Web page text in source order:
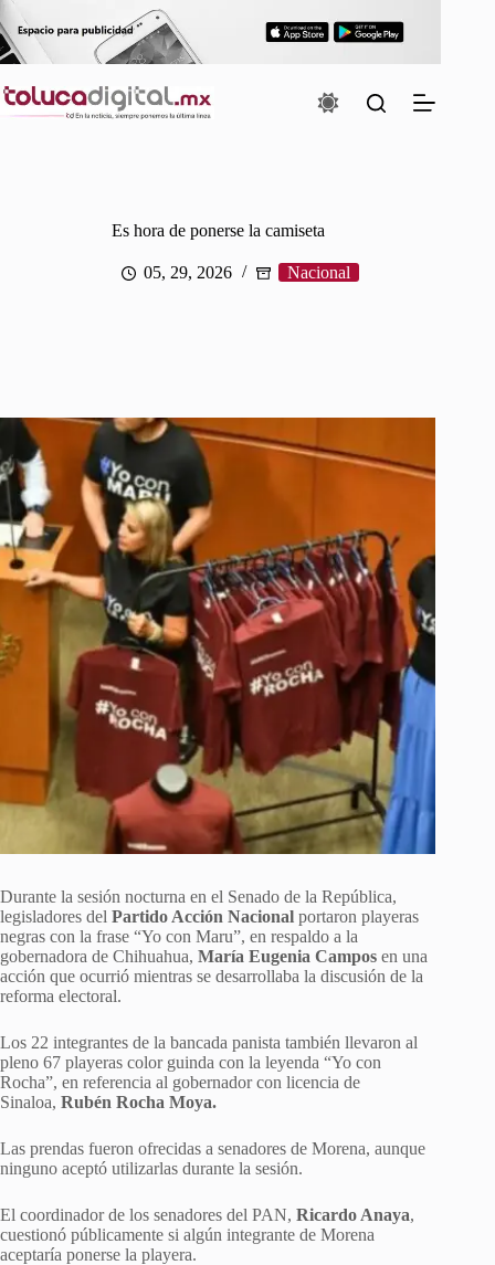
Saltar
al
contenido
Es hora de ponerse la camiseta
05, 29, 2026 Nacional
Durante la sesión nocturna en el Senado de la República,
legisladores del Partido Acción Nacional portaron playeras
negras con la frase “Yo con Maru”, en respaldo a la
gobernadora de Chihuahua, María Eugenia Campos en una
acción que ocurrió mientras se desarrollaba la discusión de la
reforma electoral.
Los 22 integrantes de la bancada panista también llevaron al
pleno 67 playeras color guinda con la leyenda “Yo con
Rocha”, en referencia al gobernador con licencia de
Sinaloa, Rubén Rocha Moya.
Las prendas fueron ofrecidas a senadores de Morena, aunque
ninguno aceptó utilizarlas durante la sesión.
El coordinador de los senadores del PAN, Ricardo Anaya,
cuestionó públicamente si algún integrante de Morena
aceptaría ponerse la playera.